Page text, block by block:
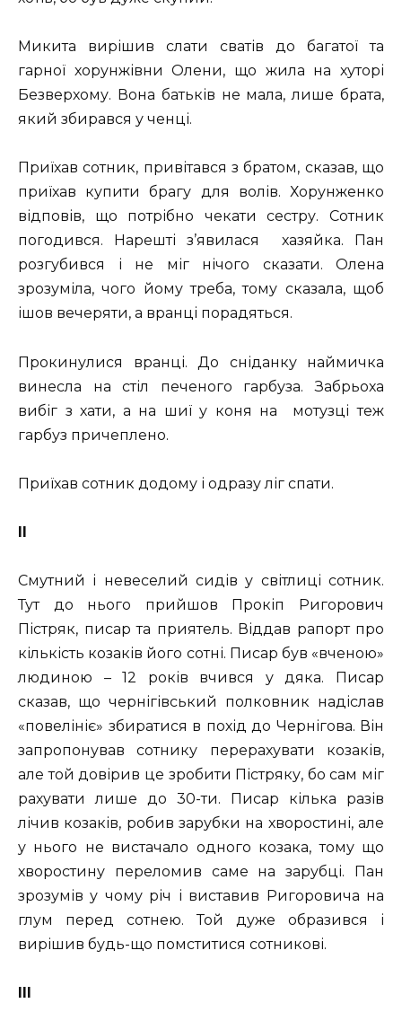
Микита вирішив слати сватів до багатої та
гарної хорунжівни Олени, що жила на хуторі
Безверхому. Вона батьків не мала, лише брата,
який збирався у ченці.
Приїхав сотник, привітався з братом, сказав, що
приїхав купити брагу для волів. Хорунженко
відповів, що потрібно чекати сестру. Сотник
погодився. Нарешті з’явилася хазяйка. Пан
розгубився і не міг нічого сказати. Олена
зрозуміла, чого йому треба, тому сказала, щоб
ішов вечеряти, а вранці порадяться.
Прокинулися вранці. До сніданку наймичка
винесла на стіл печеного гарбуза. Забрьоха
вибіг з хати, а на шиї у коня на мотузці теж
гарбуз причеплено.
Приїхав сотник додому і одразу ліг спати.
ІІ
Смутний і невеселий сидів у світлиці сотник.
Тут до нього прийшов Прокіп Ригорович
Пістряк, писар та приятель. Віддав рапорт про
кількість козаків його сотні. Писар був «вченою»
людиною – 12 років вчився у дяка. Писар
сказав, що чернігівський полковник надіслав
«повелініє» збиратися в похід до Чернігова. Він
запропонував сотнику перерахувати козаків,
але той довірив це зробити Пістряку, бо сам міг
рахувати лише до 30-ти. Писар кілька разів
лічив козаків, робив зарубки на хворостині, але
у нього не вистачало одного козака, тому що
хворостину переломив саме на зарубці. Пан
зрозумів у чому річ і виставив Ригоровича на
глум перед сотнею. Той дуже образився і
вирішив будь-що помститися сотникові.